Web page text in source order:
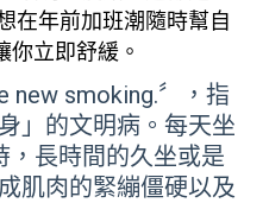
在年前加班潮隨時幫自
你立即舒緩。
new smoking.〞，指
」的文明病。每天坐
，長時間的久坐或是
肌肉的緊繃僵硬以及